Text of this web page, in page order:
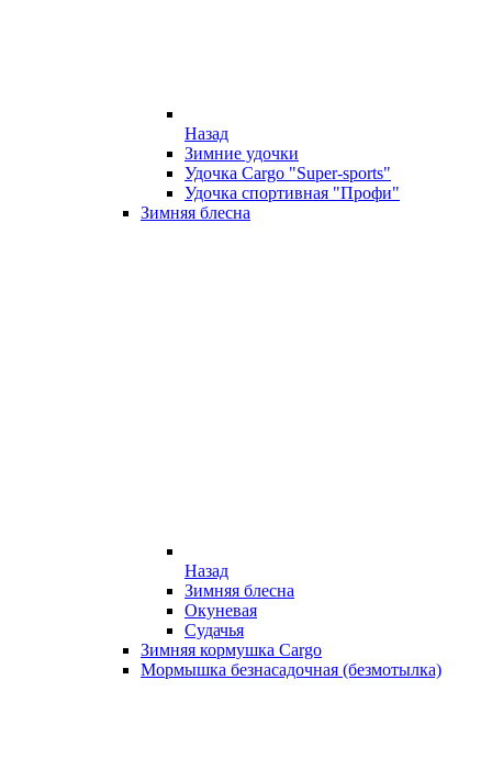
Назад
Зимние удочки
Удочка Cargo "Super-sports"
Удочка спортивная "Профи"
Зимняя блесна
Назад
Зимняя блесна
Окуневая
Судачья
Зимняя кормушка Cargo
Мормышка безнасадочная (безмотылка)